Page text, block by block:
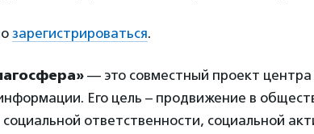
зарегистрироваться.
— это совместный проект центра
Его цель – продвижение в
ответственности, социальной